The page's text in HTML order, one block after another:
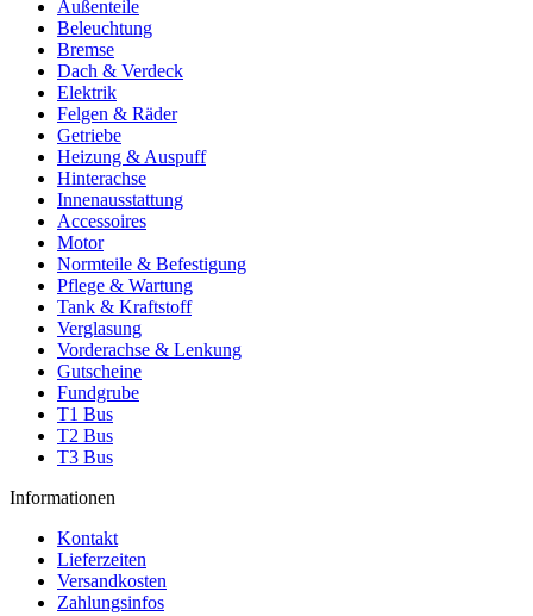
Außenteile
Beleuchtung
Bremse
Dach & Verdeck
Elektrik
Felgen & Räder
Getriebe
Heizung & Auspuff
Hinterachse
Innenausstattung
Accessoires
Motor
Normteile & Befestigung
Pflege & Wartung
Tank & Kraftstoff
Verglasung
Vorderachse & Lenkung
Gutscheine
Fundgrube
T1 Bus
T2 Bus
T3 Bus
Informationen
Kontakt
Lieferzeiten
Versandkosten
Zahlungsinfos